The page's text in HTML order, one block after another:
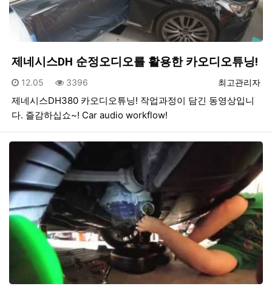
제네시스DH 순정오디오를 활용한 카오디오튜닝!
등록자
최고관리자
등록일
12.05 조회
3396
제네시스DH380 카오디오튜닝! 작업과정이 담긴 동영상입니
다. 즐감하십쇼~! Car audio workflow!